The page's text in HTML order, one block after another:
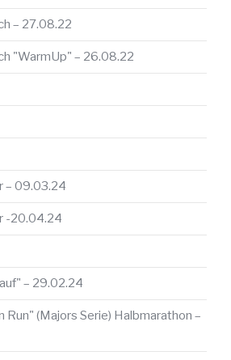
– 27.08.22
"WarmUp" – 26.08.22
– 09.03.24
-20.04.24
– 29.02.24
(Majors Serie) Halbmarathon –